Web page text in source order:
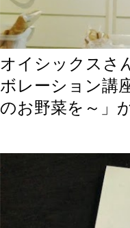
オイシックスさ
ボレーション講
のお野菜を～」